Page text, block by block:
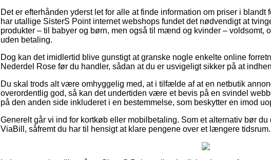
Det er efterhånden yderst let for alle at finde information om priser i
har utallige SisterS Point internet webshops fundet det nødvendigt at
produkter – til babyer og børn, men også til mænd og kvinder – voldsomt,
uden betaling.
Dog kan det imidlertid blive gunstigt at granske nogle enkelte online
Nederdel Rose før du handler, sådan at du er usvigeligt sikker på at
Du skal trods alt være omhyggelig med, at i tilfælde af at en netbutik
overordentlig god, så kan det undertiden være et bevis på en svindel
på den anden side inkluderet i en bestemmelse, som beskytter en imod
Generelt går vi ind for kortkøb eller mobilbetaling. Som et alternativ bør
ViaBill, såfremt du har til hensigt at klare pengene over et længere tidsrum.